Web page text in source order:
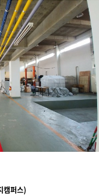
캠퍼스)